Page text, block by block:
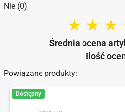
Nie (0)
★ ★ ★
Średnia ocena
Ilość
Powiązane produkty:
Dostępny